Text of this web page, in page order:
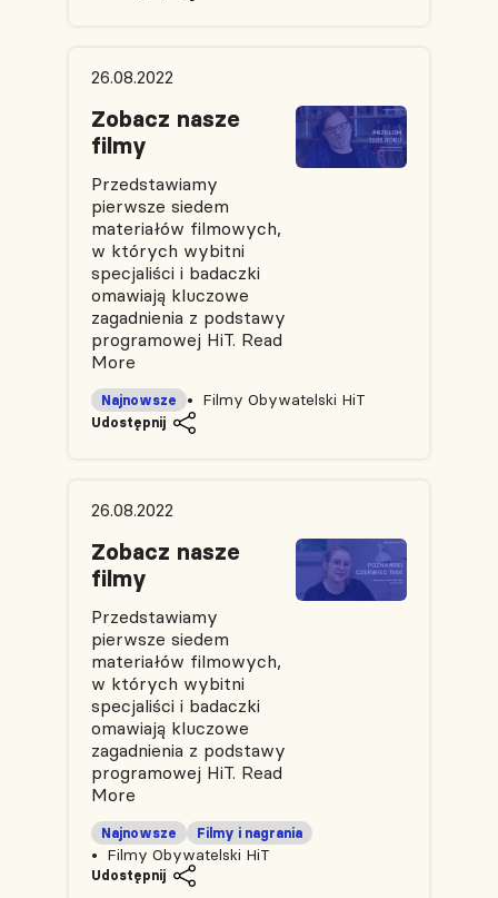
26.08.2022
Zobacz nasze
filmy
Przedstawiamy
pierwsze siedem
materiałów filmowych,
w których wybitni
specjaliści i badaczki
omawiają kluczowe
zagadnienia z podstawy
programowej HiT. Read
More
Filmy Obywatelski HiT
Najnowsze
Udostępnij
26.08.2022
Zobacz nasze
filmy
Przedstawiamy
pierwsze siedem
materiałów filmowych,
w których wybitni
specjaliści i badaczki
omawiają kluczowe
zagadnienia z podstawy
programowej HiT. Read
More
Filmy Obywatelski HiT
Najnowsze Filmy i nagrania
Udostępnij